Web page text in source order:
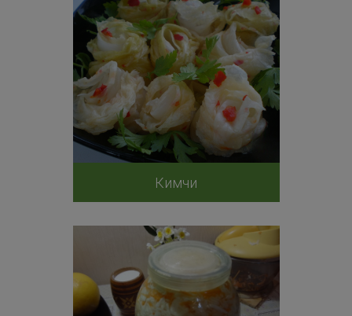
Кимчи